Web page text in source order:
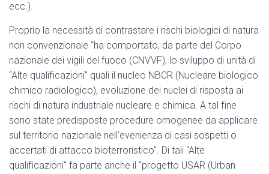
ecc.).
Proprio la necessità di contrastare i rischi biologici di natura
non convenzionale “ha comportato, da parte del Corpo
nazionale dei vigili del fuoco (CNVVF), lo sviluppo di unità di
“Alte qualificazioni” quali il nucleo NBCR (Nucleare biologico
chimico radiologico), evoluzione dei nuclei di risposta ai
rischi di natura industriale nucleare e chimica. A tal fine
sono state predisposte procedure omogenee da applicare
sul territorio nazionale nell’evenienza di casi sospetti o
accertati di attacco bioterroristico”. Di tali “Alte
qualificazioni” fa parte anche il “progetto USAR (Urban